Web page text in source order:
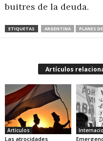
buitres de la deuda.
ETIQUETAS ARGENTINA PLANES
Artículos
Artículos
Las atrocidades